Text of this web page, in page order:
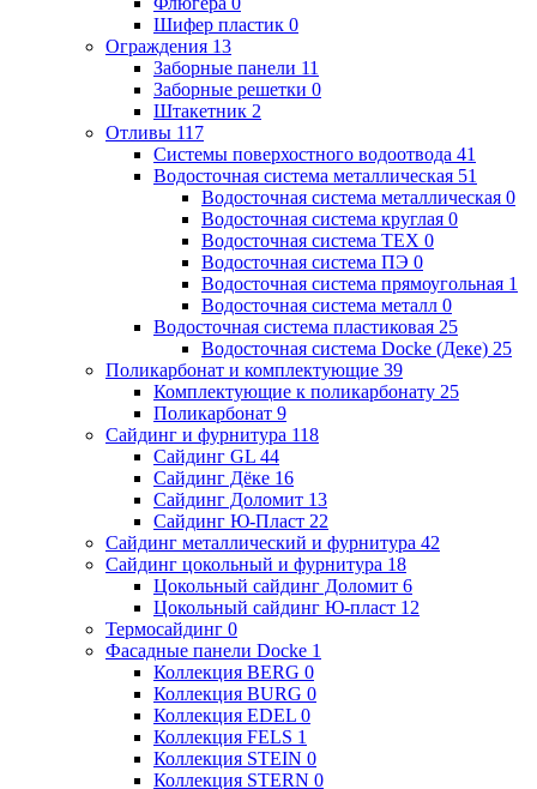
Шифер пластик 0
Ограждения 13
Заборные панели 11
Заборные решетки 0
Штакетник 2
Отливы 117
Системы поверхостного водоотвода 41
Водосточная система металлическая 51
Водосточная система металлическая 0
Водосточная система круглая 0
Водосточная система ТЕХ 0
Водосточная система ПЭ 0
Водосточная система прямоугольная 1
Водосточная система металл 0
Водосточная система пластиковая 25
Водосточная система Docke (Деке) 25
Поликарбонат и комплектующие 39
Комплектующие к поликарбонату 25
Поликарбонат 9
Сайдинг и фурнитура 118
Сайдинг GL 44
Сайдинг Дёке 16
Сайдинг Доломит 13
Сайдинг Ю-Пласт 22
Сайдинг металлический и фурнитура 42
Сайдинг цокольный и фурнитура 18
Цокольный сайдинг Доломит 6
Цокольный сайдинг Ю-пласт 12
Термосайдинг 0
Фасадные панели Docke 1
Коллекция BERG 0
Коллекция BURG 0
Коллекция EDEL 0
Коллекция FELS 1
Коллекция STEIN 0
Коллекция STERN 0